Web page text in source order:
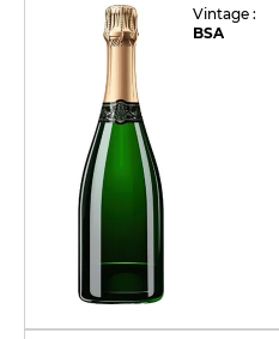
Vintage :
BSA